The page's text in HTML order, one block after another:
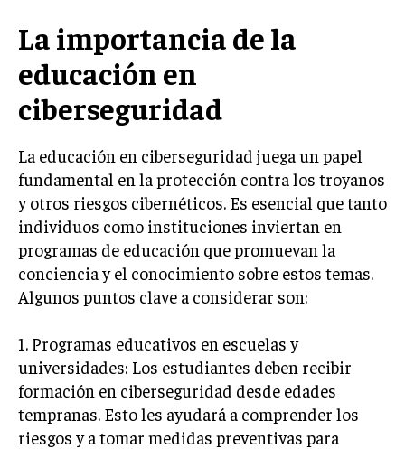
La importancia de la
educación en
ciberseguridad
La educación en ciberseguridad juega un papel
fundamental en la protección contra los troyanos
y otros riesgos cibernéticos. Es esencial que tanto
individuos como instituciones inviertan en
programas de educación que promuevan la
conciencia y el conocimiento sobre estos temas.
Algunos puntos clave a considerar son:
1. Programas educativos en escuelas y
universidades: Los estudiantes deben recibir
formación en ciberseguridad desde edades
tempranas. Esto les ayudará a comprender los
riesgos y a tomar medidas preventivas para